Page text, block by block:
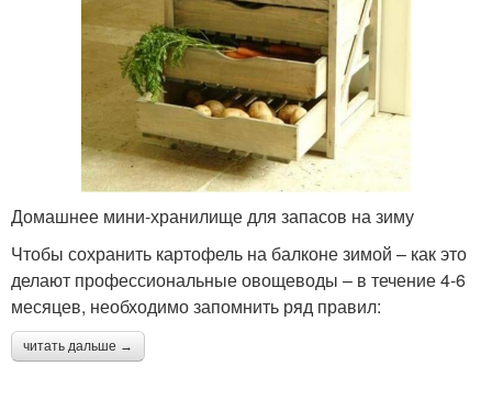
Домашнее мини-хранилище для запасов на зиму
Чтобы сохранить картофель на балконе зимой – как это
делают профессиональные овощеводы – в течение 4-6
месяцев, необходимо запомнить ряд правил:
читать дальше →